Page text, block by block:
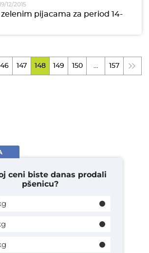
12/2015
pijacama za period 14-
147 148 149 150 157
ceni biste danas prodali
pšenicu?